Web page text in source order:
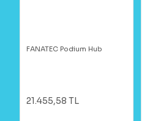
FANATEC Podium Hub
21.455,58 TL